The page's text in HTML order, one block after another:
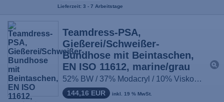
Lieferzeit: 3 - 7 Arbeitstage
Teamdress-PSA,
Gießerei/Schweißer-
Bundhose mit Beintaschen,
EN ISO 11612, marine/grau
52% BW / 37% Modacryl / 10% Viskose / 1% antist. Fasern, ca. 430g/m², Größe: 44-66, 90-114, 22-33
144,16 EUR inkl. 19 % MwSt.